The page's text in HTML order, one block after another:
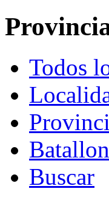
Todos
Buscar